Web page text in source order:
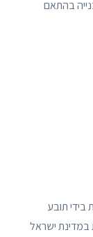
בהתאם
תובע
ישראל